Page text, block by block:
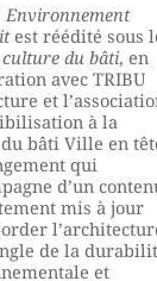
Environnement
est réédité sous
du bâti, en
avec TRIBU
et
à la
bâti Ville en
qui
d’un
mis à jour
de la
et